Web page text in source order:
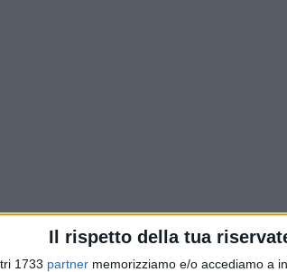
Il rispetto della tua
1733 partner memorizziamo e/o accediamo a